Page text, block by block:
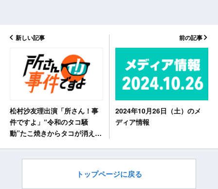
新しい記事
松村沙友理出演「所さん！事
件ですよ」“令和のタコ騒
動”たこ焼きからタコが消え
前の記事
2024年10月26日（土）のメ
ディア情報
トップページに戻る